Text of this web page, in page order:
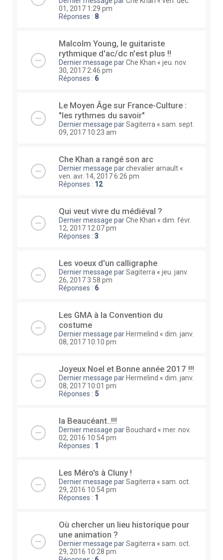
01, 2017 1:29 pm
Réponses : 8
Malcolm Young, le guitariste
rythmique d'ac/dc n'est plus !!
Dernier message parChe Khan « jeu. nov.
30, 2017 2:46 pm
Réponses : 6
Le Moyen Âge sur France-Culture :
"les rythmes du savoir"
Dernier message parSagiterra « sam. sept.
09, 2017 10:23 am
Che Khan a rangé son arc
Dernier message parchevalier arnault «
ven. avr. 14, 2017 6:26 pm
Réponses : 12
Qui veut vivre du médiéval ?
Dernier message parChe Khan « dim. févr.
12, 2017 12:07 pm
Réponses : 3
Les voeux d'un calligraphe
Dernier message parSagiterra « jeu. janv.
26, 2017 3:58 pm
Réponses : 6
Les GMA à la Convention du
costume
Dernier message par Hermelind « dim. janv.
08, 2017 10:10 pm
Joyeux Noel et Bonne année 2017 !!!
Dernier message par Hermelind « dim. janv.
08, 2017 10:01 pm
Réponses : 5
la Beaucéant..!!!
Dernier message par Bouchard « mer. nov.
02, 2016 10:54 pm
Réponses : 1
Les Méro's à Cluny !
Dernier message parSagiterra « sam. oct.
29, 2016 10:54 pm
Réponses : 1
Où chercher un lieu historique pour
une animation ?
Dernier message parSagiterra « sam. oct.
29, 2016 10:28 pm